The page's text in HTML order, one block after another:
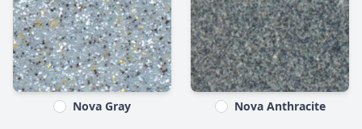
Nova Gray Nova Anthracite